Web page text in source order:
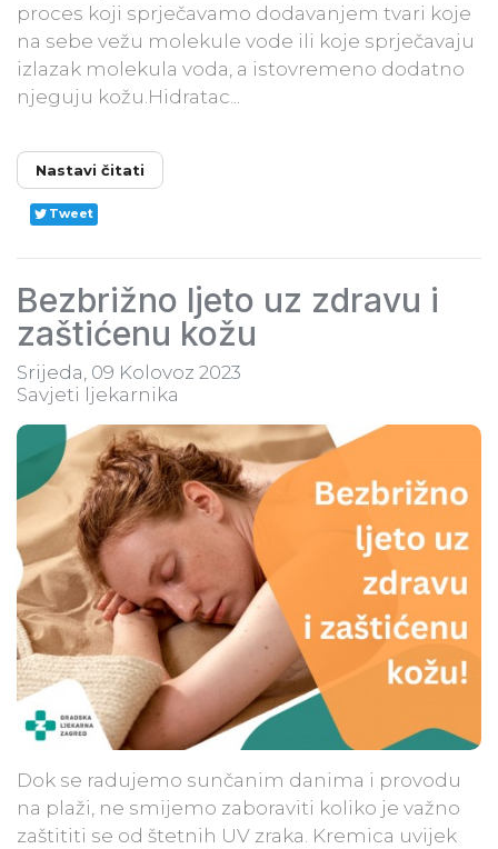
proces koji sprječavamo dodavanjem tvari koje
na sebe vežu molekule vode ili koje sprječavaju
izlazak molekula voda, a istovremeno dodatno
njeguju kožu.Hidratac...
Nastavi čitati
Tweet
Bezbrižno ljeto uz zdravu i
zaštićenu kožu
Srijeda, 09 Kolovoz 2023
Savjeti ljekarnika
Dok se radujemo sunčanim danima i provodu
na plaži, ne smijemo zaboraviti koliko je važno
zaštititi se od štetnih UV zraka. Kremica uvijek